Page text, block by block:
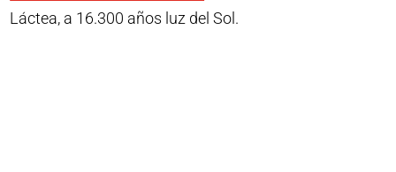
Láctea, a 16.300 años luz del Sol.